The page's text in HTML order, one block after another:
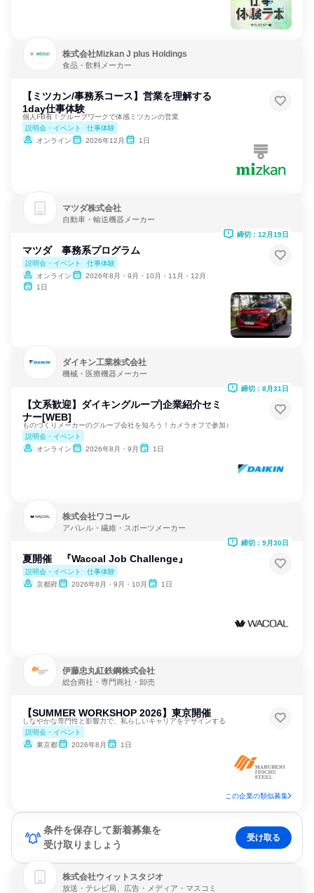
株式会社Mizkan J plus Holdings
食品・飲料メーカー
【ミツカン/事務系コース】営業を理解する
1day仕事体験
個人FB有！グループワークで体感ミツカンの営業
説明会・イベント
仕事体験
オンライン
2026年12月 1日
マツダ株式会社
自動車・輸送機器メーカー
マツダ 事務系プログラム
説明会・イベント
仕事体験
オンライン
2026年8月・9月・10月・11月・12月
1日
締切：12月19日
ダイキン工業株式会社
機械・医療機器メーカー
【文系歓迎】ダイキングループ|企業紹介セミ
ナー[WEB]
ものづくりメーカーのグループ会社を知ろう！カメラオフで参加♪
説明会・イベント
オンライン
2026年8月・9月 1日
締切：8月31日
株式会社ワコール
アパレル・繊維・スポーツメーカー
夏開催 『Wacoal Job Challenge』
説明会・イベント
仕事体験
京都府
2026年8月・9月・10月 1日
締切：9月30日
伊藤忠丸紅鉄鋼株式会社
総合商社・専門商社・卸売
【SUMMER WORKSHOP 2026】東京開催
しなやかな専門性と影響力で、私らしいキャリアをデザインする
説明会・イベント
東京都
2026年8月 1日
この企業の類似募集
条件を保存して新着募集を
受け取りましょう
受け取る
株式会社ウィットスタジオ
放送・テレビ局、広告・メディア・マスコミ